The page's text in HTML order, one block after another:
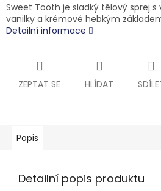
Sweet Tooth je sladký tělový sprej
vanilky a krémově hebkým
Detailní informace
ZEPTAT SE HLÍDAT
Popis
Detailní popis produktu